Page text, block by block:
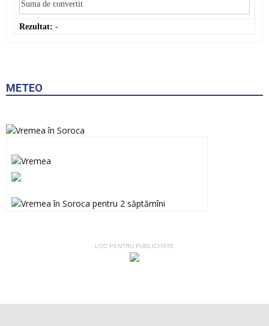
Rezultat: -
METEO
LOC PENTRU PUBLICITATE